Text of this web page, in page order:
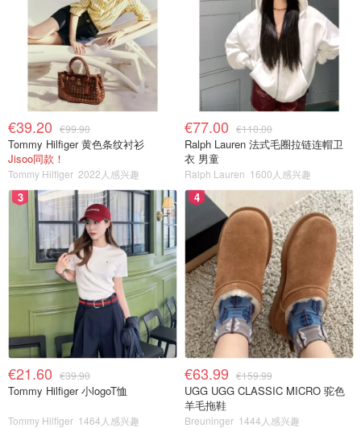
€39.20 €99.90
Tommy Hilfiger 黄色条纹衬衫
Jisoo同款！
Tommy Hilfiger 2022人感兴趣
€77.00 €110.00
Ralph Lauren 法式毛圈拉链连帽卫
衣 男童
Ralph Lauren 1600人感兴趣
3
€21.60 €39.90
Tommy Hilfiger 小logoT恤
Tommy Hilfiger 1464人感兴趣
4
€63.99 €159.99
UGG UGG CLASSIC MICRO 驼色
羊毛拖鞋
Breuninger 1444人感兴趣